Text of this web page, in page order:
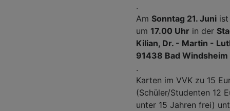
.
Am Sonntag 21. Juni
um 17.00 Uhr in der
Kilian, Dr. - Martin -
91438 Bad Windsheim
.
Karten im VVK zu 15
(Schüler/Studenten 12
unter 15 Jahren frei)